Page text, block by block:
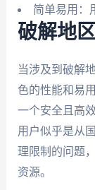
简单易用：
破解地
当涉及到破解
色的性能和易
一个安全且高
用户似乎是从
理限制的问题
资源。